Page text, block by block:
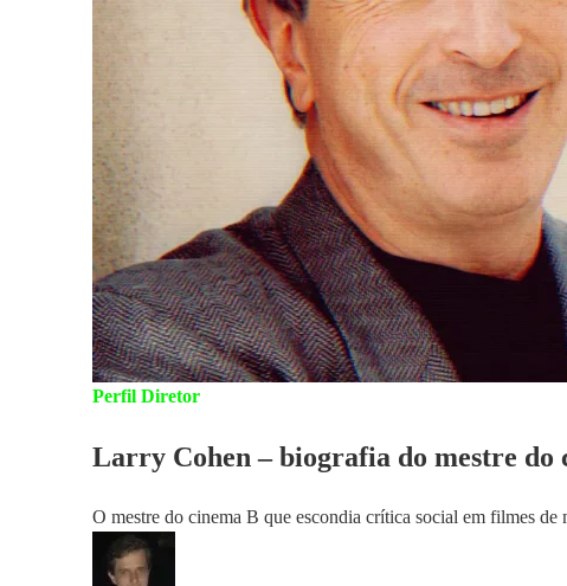
Perfil Diretor
Larry Cohen – biografia do mestre do
O mestre do cinema B que escondia crítica social em filmes